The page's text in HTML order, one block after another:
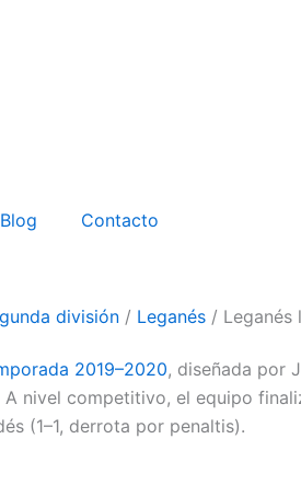
Blog Contacto
división / Leganés / Leganés
2019–2020, diseñada por
nivel competitivo, el equipo
(1–1, derrota por penaltis).